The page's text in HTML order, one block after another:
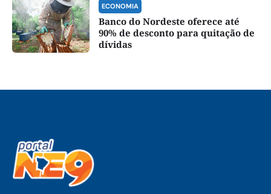
ECONOMIA
Banco do Nordeste oferece até
90% de desconto para quitação de
dívidas